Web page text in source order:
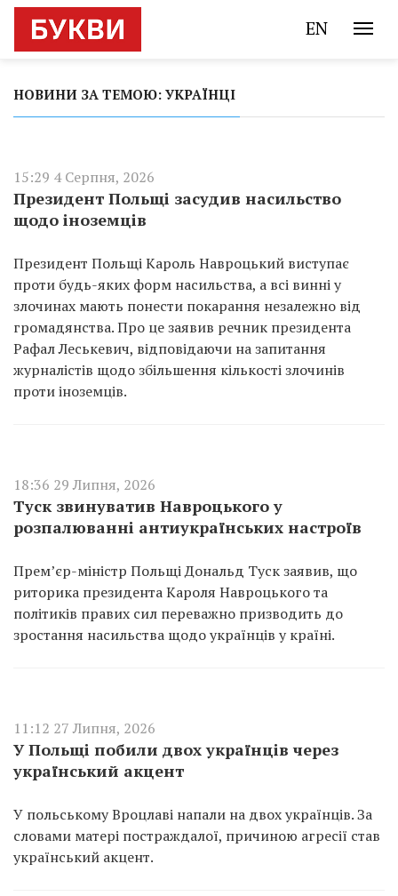
EN
НОВИНИ ЗА ТЕМОЮ: УКРАЇНЦІ
15:29 4 Серпня, 2026
Президент Польщі засудив насильство
щодо іноземців
Президент Польщі Кароль Навроцький виступає
проти будь-яких форм насильства, а всі винні у
злочинах мають понести покарання незалежно від
громадянства. Про це заявив речник президента
Рафал Леськевич, відповідаючи на запитання
журналістів щодо збільшення кількості злочинів
проти іноземців.
18:36 29 Липня, 2026
Туск звинуватив Навроцького у
розпалюванні антиукраїнських настроїв
Прем’єр-міністр Польщі Дональд Туск заявив, що
риторика президента Кароля Навроцького та
політиків правих сил переважно призводить до
зростання насильства щодо українців у країні.
11:12 27 Липня, 2026
У Польщі побили двох українців через
український акцент
У польському Вроцлаві напали на двох українців. За
словами матері постраждалої, причиною агресії став
український акцент.